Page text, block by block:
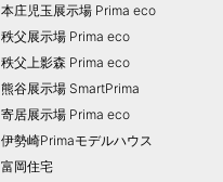
本庄児玉展示場 Prima eco
秩父展示場 Prima eco
秩父上影森 Prima eco
熊谷展示場 SmartPrima
寄居展示場 Prima eco
伊勢崎Primaモデルハウス
富岡住宅